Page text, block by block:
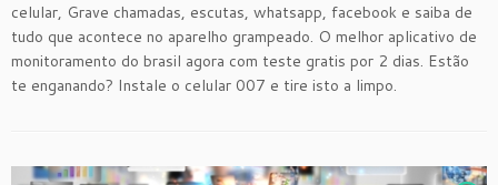
celular, Grave chamadas, escutas, whatsapp, facebook e saiba de
tudo que acontece no aparelho grampeado. O melhor aplicativo de
monitoramento do brasil agora com teste gratis por 2 dias. Estão
te enganando? Instale o celular 007 e tire isto a limpo.